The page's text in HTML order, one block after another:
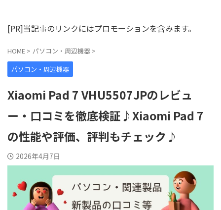
[PR]当記事のリンクにはプロモーションを含みます。
HOME > パソコン・周辺機器 >
パソコン・周辺機器
Xiaomi Pad 7 VHU5507JPのレビュ
ー・口コミを徹底検証♪Xiaomi Pad 7
の性能や評価、評判もチェック♪
2026年4月7日